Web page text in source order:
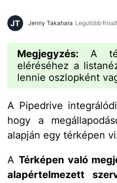
JT Jenny Takahara Legutóbb
Megjegyzés: A
eléréséhez a
lennie oszlopként
A Pipedrive
hogy a
alapján egy térképen
A Térképen való
alapértelmezett